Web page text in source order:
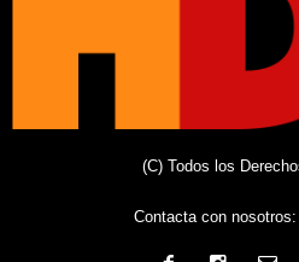
(C) Todos los
Contacta con nosotros: